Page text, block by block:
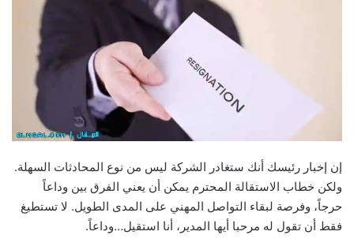
إن إخبار رئيسك أنك ستغادر الشركة ليس من نوع المحادثات السهلة.
ولكن خطاب الاستقالة المحترم يمكن أن يعني الفرق بين وداعاً
حرجاً، وفرصة لبقاء التواصل المهني على المدى الطويل. لا تستطيغ
فقط أن تقول له مرحبا أيها المدير، أنا استقيل…وداعاً.